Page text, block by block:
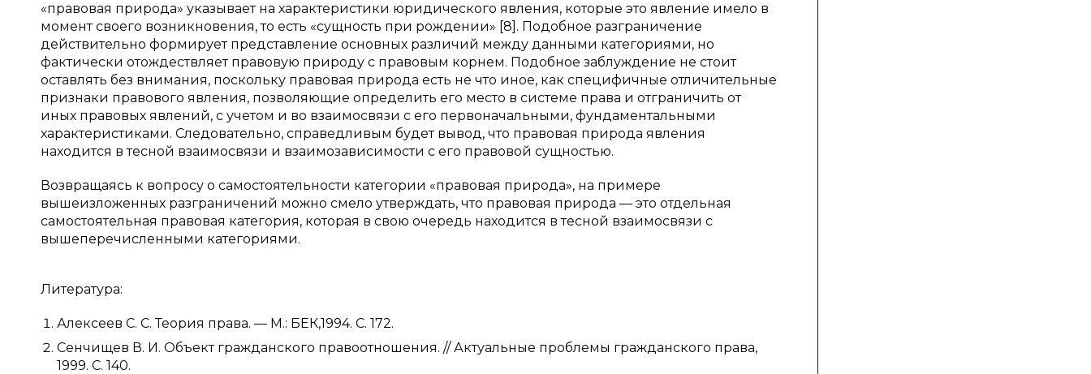
«правовая природа» указывает на характеристики юридического явления, которые это явление имело в
момент своего возникновения, то есть «сущность при рождении» [8]. Подобное разграничение
действительно формирует представление основных различий между данными категориями, но
фактически отождествляет правовую природу с правовым корнем. Подобное заблуждение не стоит
оставлять без внимания, поскольку правовая природа есть не что иное, как специфичные отличительные
признаки правового явления, позволяющие определить его место в системе права и отграничить от
иных правовых явлений, с учетом и во взаимосвязи с его первоначальными, фундаментальными
характеристиками. Следовательно, справедливым будет вывод, что правовая природа явления
находится в тесной взаимосвязи и взаимозависимости с его правовой сущностью.
Возвращаясь к вопросу о самостоятельности категории «правовая природа», на примере
вышеизложенных разграничений можно смело утверждать, что правовая природа — это отдельная
самостоятельная правовая категория, которая в свою очередь находится в тесной взаимосвязи с
вышеперечисленными категориями.
Литература:
Алексеев С. С. Теория права. — М.: БЕК,1994. С. 172.
Сенчищев В. И. Объект гражданского правоотношения. // Актуальные проблемы гражданского права,
1999. С. 140.